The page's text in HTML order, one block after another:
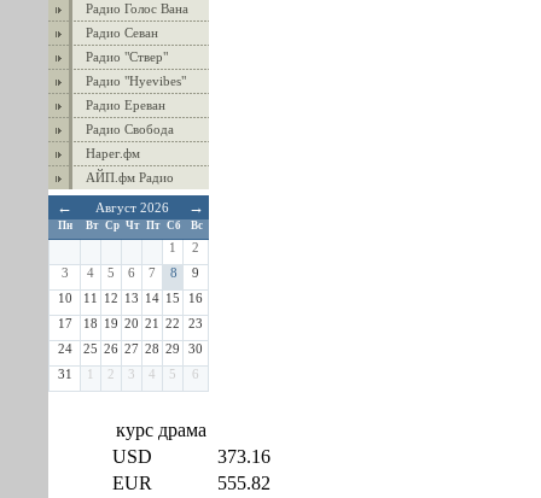
Радио Голос Вана
Радио Севан
Радио "Ствер"
Радио "Hyevibes"
Радио Ереван
Радио Свобода
Нарег.фм
АЙП.фм Радио
← Август 2026 →
Пн Вт Ср Чт Пт Сб Вс
1
2
3
4 5 6 7 8
9
10
11 12 13 14 15
16
17
18 19 20 21 22
23
24
25 26 27 28 29
30
31
1 2 3 4 5 6
курс драма
USD
373.16
EUR
555.82